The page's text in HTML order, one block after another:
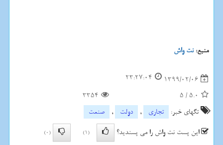
منبع:نت واش
1399/02/06
23:27:04
5.0
/
5
3354
تگهای خبر:
تجاری , دولت ,
صنعت
این پست نت واش را می پسندید؟
(1)
(0)